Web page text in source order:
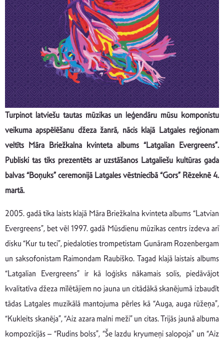
Turpinot latviešu tautas mūzikas un leģendāru mūsu komponistu
veikuma apspēlēšanu džeza žanrā, nācis klajā Latgales reģionam
veltīts Māra Briežkalna kvinteta albums “Latgalian Evergreens”.
Publiski tas tiks prezentēts ar uzstāšanos Latgaliešu kultūras gada
balvas “Boņuks” ceremonijā Latgales vēstniecībā “Gors” Rēzeknē 4.
martā.
2005. gadā tika laists klajā Māra Briežkalna kvinteta albums “Latvian
Evergreens”, bet vēl 1997. gadā Mūsdienu mūzikas centrs izdeva arī
disku “Kur tu teci”, piedaloties trompetistam Gunāram Rozenbergam
un saksofonistam Raimondam Raubiško. Tagad klajā laistais albums
“Latgalian Evergreens” ir kā loģisks nākamais solis, piedāvājot
kvalitatīva džeza mīlētājiem no jauna un citādākā skanējumā izbaudīt
tādas Latgales muzikālā mantojuma pērles kā “Auga, auga rūžeņa”,
“Kukleits skanēja”, “Aiz azara malni meži” un citas. Trijās jaunā albuma
kompozīcijās – “Rudins bolss”, “Še lazdu kryumeņi salopoja” un “Aiz